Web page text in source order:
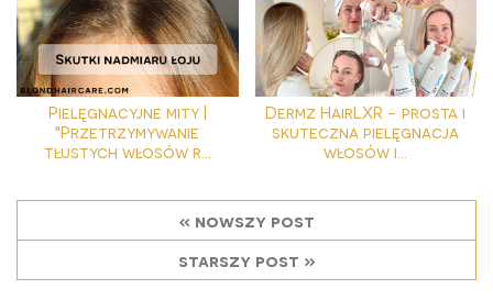
Pielęgnacyjne mity |
"Przetrzymywanie
tłustych włosów r...
Dermz HairLXR - prosta i
skuteczna pielęgnacja
włosów i...
« nowszy post
starszy post »